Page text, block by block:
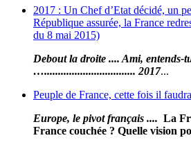
2017 : Un Chef d’Etat décidé, un
République assurée, la France
du 8 mai 2015)
Debout la droite .... Ami,
…................................. 2017...
Peuple de France, cette fois il
Europe, le pivot français .... La
France couchée ? Quelle vision